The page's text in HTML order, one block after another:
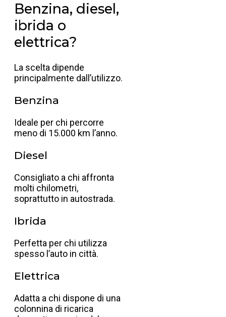
Benzina, diesel,
ibrida o
elettrica?
La scelta dipende
principalmente dall’utilizzo.
Benzina
Ideale per chi percorre
meno di 15.000 km l’anno.
Diesel
Consigliato a chi affronta
molti chilometri,
soprattutto in autostrada.
Ibrida
Perfetta per chi utilizza
spesso l’auto in città.
Elettrica
Adatta a chi dispone di una
colonnina di ricarica